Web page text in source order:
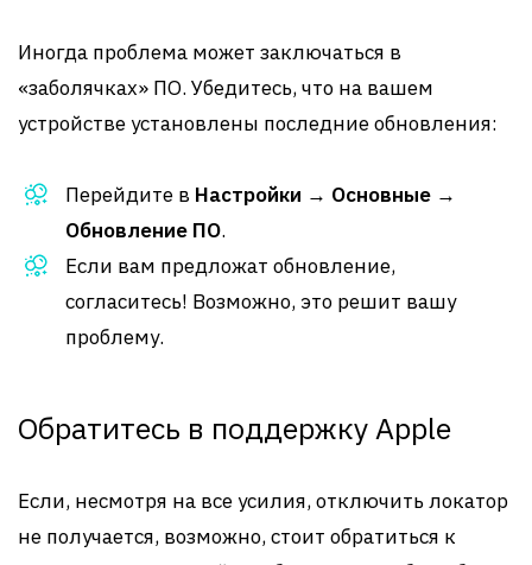
Иногда проблема может заключаться в
«заболячках» ПО. Убедитесь, что на вашем
устройстве установлены последние обновления:
Перейдите в Настройки → Основные →
Обновление ПО.
Если вам предложат обновление,
согласитесь! Возможно, это решит вашу
проблему.
Обратитесь в поддержку Apple
Если, несмотря на все усилия, отключить локатор
не получается, возможно, стоит обратиться к